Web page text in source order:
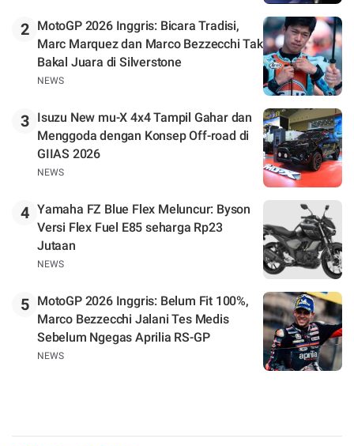
2
MotoGP 2026 Inggris: Bicara Tradisi,
Marc Marquez dan Marco Bezzecchi Tak
Bakal Juara di Silverstone
NEWS
3
Isuzu New mu-X 4x4 Tampil Gahar dan
Menggoda dengan Konsep Off-road di
GIIAS 2026
NEWS
4 Yamaha FZ Blue Flex Meluncur: Byson
Versi Flex Fuel E85 seharga Rp23
Jutaan
NEWS
5
MotoGP 2026 Inggris: Belum Fit 100%,
Marco Bezzecchi Jalani Tes Medis
Sebelum Ngegas Aprilia RS-GP
NEWS